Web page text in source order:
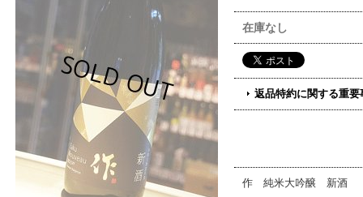
在庫なし
返品特約に関する重要
作 純米大吟醸 新酒